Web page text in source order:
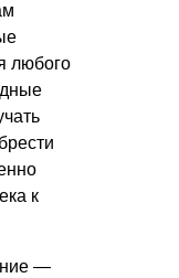
любого
к
—